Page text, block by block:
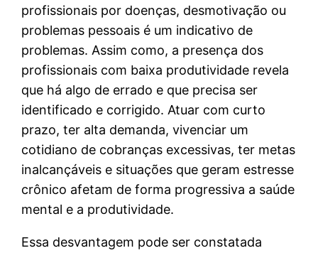
profissionais por doenças, desmotivação ou
problemas pessoais é um indicativo de
problemas. Assim como, a presença dos
profissionais com baixa produtividade revela
que há algo de errado e que precisa ser
identificado e corrigido. Atuar com curto
prazo, ter alta demanda, vivenciar um
cotidiano de cobranças excessivas, ter metas
inalcançáveis e situações que geram estresse
crônico afetam de forma progressiva a saúde
mental e a produtividade.
Essa desvantagem pode ser constatada